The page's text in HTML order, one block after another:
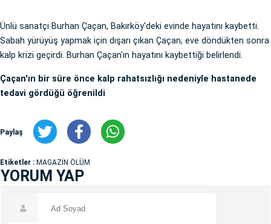
Ünlü sanatçı Burhan Çaçan, Bakırköy'deki evinde hayatını kaybetti.
Sabah yürüyüş yapmak için dışarı çıkan Çaçan, eve döndükten sonra
kalp krizi geçirdi. Burhan Çaçan'ın hayatını kaybettiği belirlendi.
Çaçan'ın bir süre önce kalp rahatsızlığı nedeniyle hastanede
tedavi gördüğü öğrenildi
Paylaş
Etiketler : MAGAZİN ÖLÜM
YORUM YAP